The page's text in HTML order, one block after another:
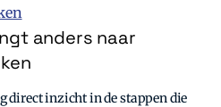
anders naar
direct inzicht in de stappen die